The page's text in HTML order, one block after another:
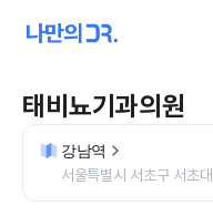
태비뇨기과의원
강남역
서울특별시 서초구 서초